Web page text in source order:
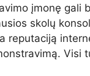
įmonę gali
skolų
reputaciją
Visi